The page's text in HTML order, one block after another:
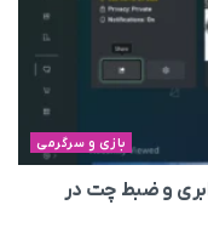
بازی و سرگرمی
و ضبط چت در